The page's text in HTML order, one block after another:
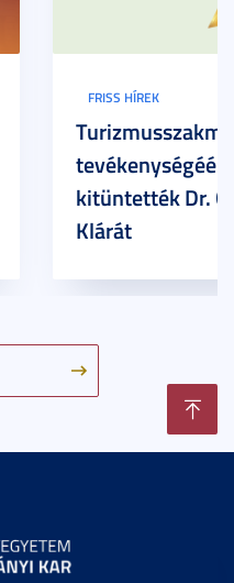
FRISS HÍREK
tevékenységéért
kitüntették Dr.
Klárát